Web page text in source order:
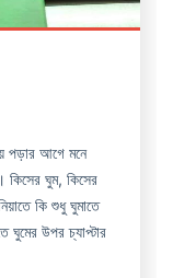
পড়ার আগে মনে
কিসের ঘুম, কিসের
কি শুধু ঘুমাতে
উপর চ্যাপ্টার